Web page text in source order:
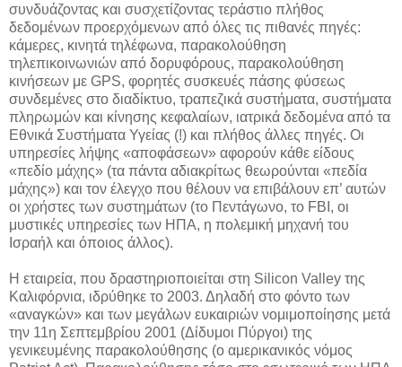
συνδυάζοντας και συσχετίζοντας τεράστιο πλήθος
δεδομένων προερχόμενων από όλες τις πιθανές πηγές:
κάμερες, κινητά τηλέφωνα, παρακολούθηση
τηλεπικοινωνιών από δορυφόρους, παρακολούθηση
κινήσεων με GPS, φορητές συσκευές πάσης φύσεως
συνδεμένες στο διαδίκτυο, τραπεζικά συστήματα, συστήματα
πληρωμών και κίνησης κεφαλαίων, ιατρικά δεδομένα από τα
Εθνικά Συστήματα Υγείας (!) και πλήθος άλλες πηγές. Οι
υπηρεσίες λήψης «αποφάσεων» αφορούν κάθε είδους
«πεδίο μάχης» (τα πάντα αδιακρίτως θεωρούνται «πεδία
μάχης») και τον έλεγχο που θέλουν να επιβάλουν επ’ αυτών
οι χρήστες των συστημάτων (το Πεντάγωνο, το FBI, οι
μυστικές υπηρεσίες των ΗΠΑ, η πολεμική μηχανή του
Ισραήλ και όποιος άλλος).
Η εταιρεία, που δραστηριοποιείται στη Silicon Valley της
Καλιφόρνια, ιδρύθηκε το 2003. Δηλαδή στο φόντο των
«αναγκών» και των μεγάλων ευκαιριών νομιμοποίησης μετά
την 11η Σεπτεμβρίου 2001 (Δίδυμοι Πύργοι) της
γενικευμένης παρακολούθησης (ο αμερικανικός νόμος